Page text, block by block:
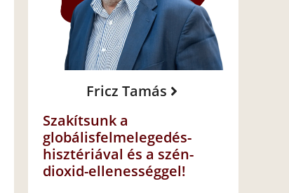
Fricz Tamás
Szakítsunk a
globálisfelmelegedés-
hisztériával és a szén-
dioxid-ellenességgel!